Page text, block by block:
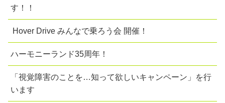
す！！
Hover Drive みんなで乗ろう会 開催！
ハーモニーランド35周年！
「視覚障害のことを…知って欲しいキャンペーン」を行
います